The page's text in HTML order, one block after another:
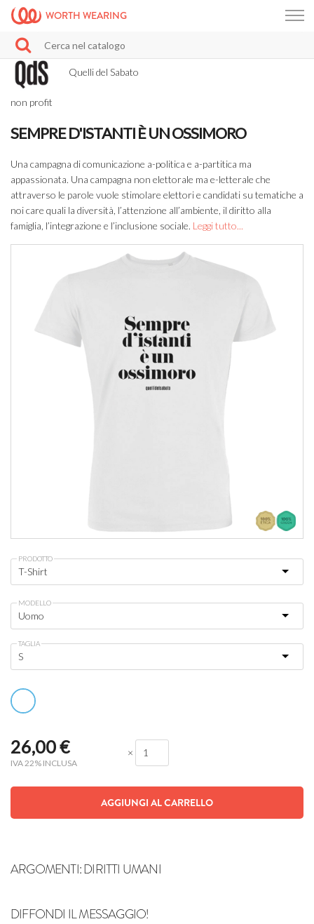
WORTH WEARING
Quelli del Sabato
non profit
SEMPRE D'ISTANTI È UN OSSIMORO
Una campagna di comunicazione a-politica e a-partitica ma
appassionata. Una campagna non elettorale ma e-letterale che
attraverso le parole vuole stimolare elettori e candidati su tematiche a
noi care quali la diversità, l’attenzione all’ambiente, il diritto alla
famiglia, l’integrazione e l’inclusione sociale. Leggi tutto...
PRODOTTO
MODELLO
TAGLIA
26,00€
IVA 22% INCLUSA
×
AGGIUNGI AL CARRELLO
ARGOMENTI:DIRITTI UMANI
DIFFONDI IL MESSAGGIO!